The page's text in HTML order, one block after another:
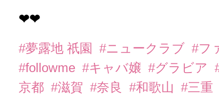
❤︎❤︎
#夢露地 祇園 #ニュークラブ #フ
#followme #キャバ嬢 #グラビア
京都 #滋賀 #奈良 #和歌山
#三重